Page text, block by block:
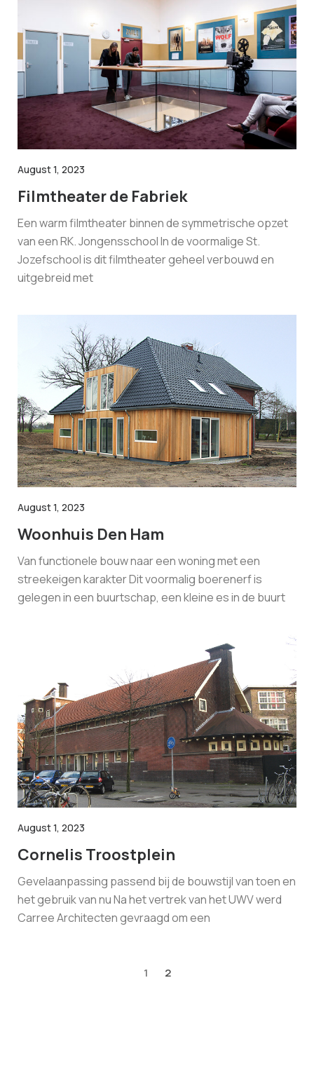
August 1, 2023
Filmtheater de Fabriek
Een warm filmtheater binnen de symmetrische opzet
van een RK. Jongensschool In de voormalige St.
Jozefschool is dit filmtheater geheel verbouwd en
uitgebreid met
August 1, 2023
Woonhuis Den Ham
Van functionele bouw naar een woning met een
streekeigen karakter Dit voormalig boerenerf is
gelegen in een buurtschap, een kleine es in de buurt
August 1, 2023
Cornelis Troostplein
Gevelaanpassing passend bij de bouwstijl van toen en
het gebruik van nu Na het vertrek van het UWV werd
Carree Architecten gevraagd om een
1 2